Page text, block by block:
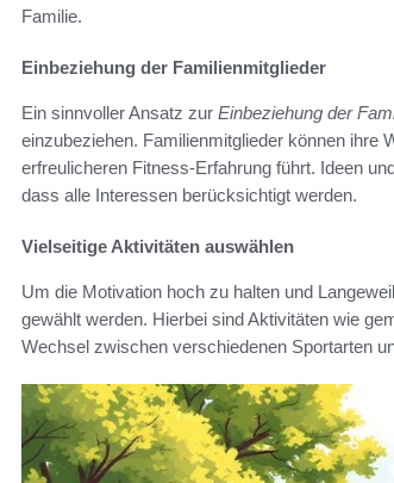
Familie.
Einbeziehung der Familienmitglieder
Ein sinnvoller Ansatz zur Einbeziehung der
einzubeziehen. Familienmitglieder können ihre
erfreulicheren Fitness-Erfahrung führt. Ideen
dass alle Interessen berücksichtigt werden.
Vielseitige Aktivitäten auswählen
Um die Motivation hoch zu halten und
gewählt werden. Hierbei sind Aktivitäten wie
Wechsel zwischen verschiedenen Sportarten